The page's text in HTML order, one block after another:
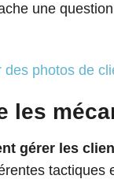
une
des photos de
les
gérer les
tactiques